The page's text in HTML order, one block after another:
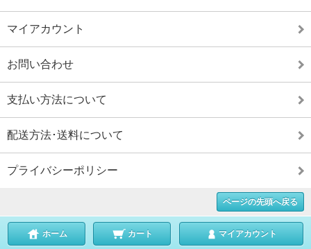
マイアカウント
お問い合わせ
支払い方法について
配送方法･送料について
プライバシーポリシー
ページの先頭へ戻る
ホーム カート マイアカウント